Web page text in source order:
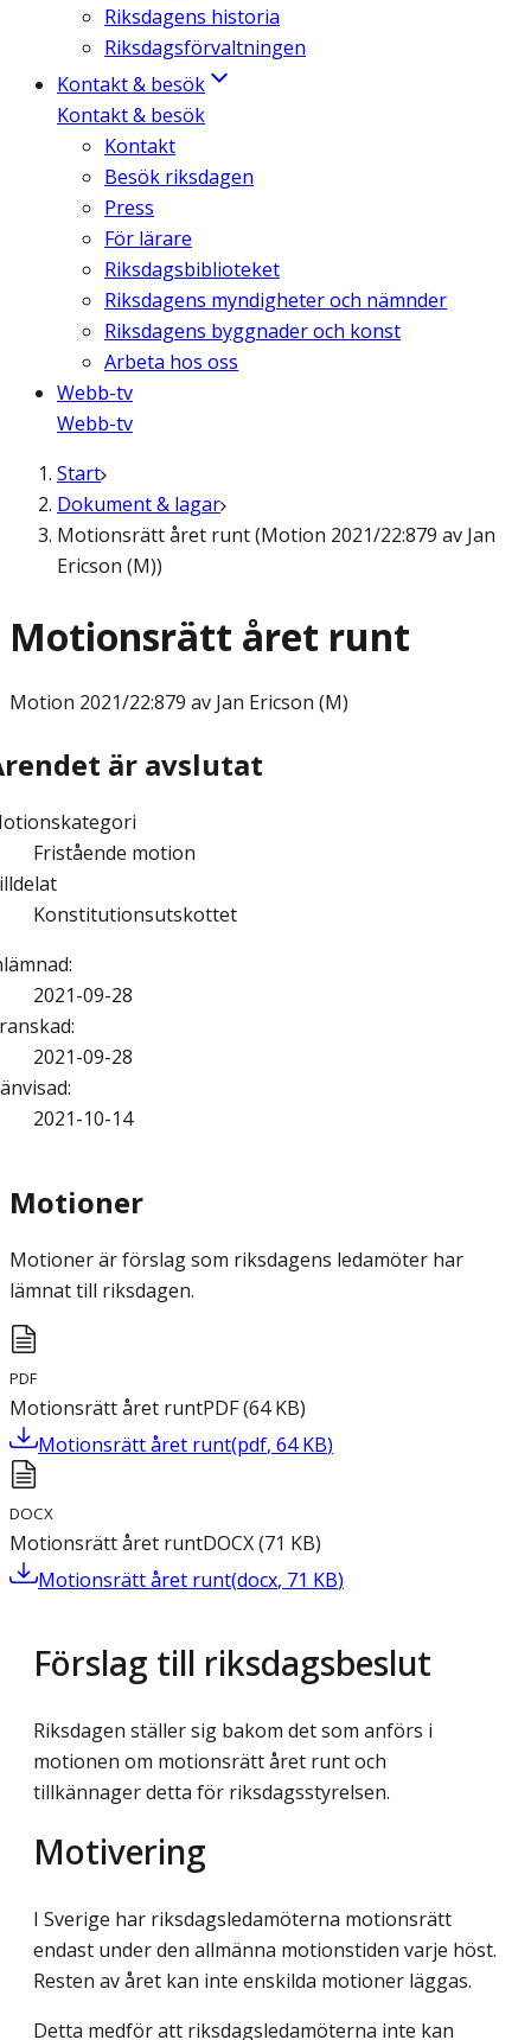
Riksdagens historia
Riksdagsförvaltningen
Kontakt & besök
Kontakt & besök
Kontakt
Besök riksdagen
Press
För lärare
Riksdagsbiblioteket
Riksdagens myndigheter och nämnder
Riksdagens byggnader och konst
Arbeta hos oss
Webb-tv
Webb-tv
Start
Dokument & lagar
Motionsrätt året runt (Motion 2021/22:879 av Jan
Ericson (M))
Motionsrätt året runt
Motion 2021/22:879 av Jan Ericson (M)
är avslutat
Fristående motion
Konstitutionsutskottet
:
2021-09-28
:
2021-09-28
:
2021-10-14
Motioner
Motioner är förslag som riksdagens ledamöter har
lämnat till riksdagen.
PDF
Motionsrätt året runtPDF(64 KB)
Motionsrätt året runt(pdf, 64 KB)
DOCX
Motionsrätt året runtDOCX(71 KB)
Motionsrätt året runt(docx, 71 KB)
Förslag till riksdagsbeslut
Riksdagen ställer sig bakom det som anförs i
motionen om motionsrätt året runt och
tillkännager detta för riksdagsstyrelsen.
Motivering
I Sverige har riksdagsledamöterna motionsrätt
endast under den allmänna motionstiden varje höst.
Resten av året kan inte enskilda motioner läggas.
Detta medför att riksdagsledamöterna inte kan